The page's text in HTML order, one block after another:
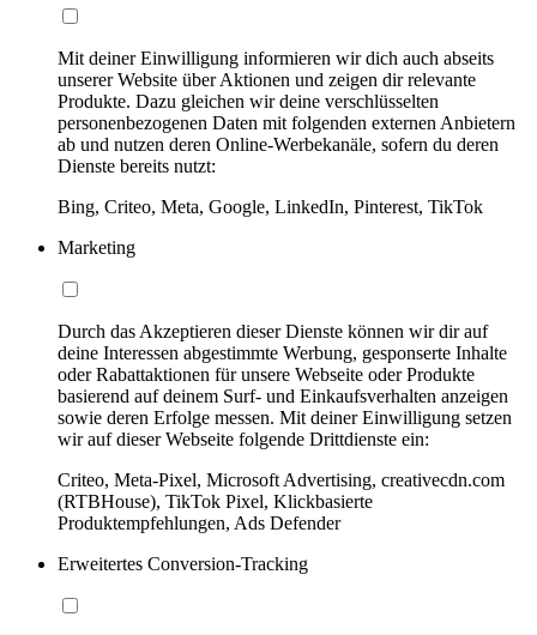
Mit deiner Einwilligung informieren wir dich auch abseits
unserer Website über Aktionen und zeigen dir relevante
Produkte. Dazu gleichen wir deine verschlüsselten
personenbezogenen Daten mit folgenden externen Anbietern
ab und nutzen deren Online-Werbekanäle, sofern du deren
Dienste bereits nutzt:
Bing, Criteo, Meta, Google, LinkedIn, Pinterest, TikTok
Marketing
Durch das Akzeptieren dieser Dienste können wir dir auf
deine Interessen abgestimmte Werbung, gesponserte Inhalte
oder Rabattaktionen für unsere Webseite oder Produkte
basierend auf deinem Surf- und Einkaufsverhalten anzeigen
sowie deren Erfolge messen. Mit deiner Einwilligung setzen
wir auf dieser Webseite folgende Drittdienste ein:
Criteo, Meta-Pixel, Microsoft Advertising, creativecdn.com
(RTBHouse), TikTok Pixel, Klickbasierte
Produktempfehlungen, Ads Defender
Erweitertes Conversion-Tracking